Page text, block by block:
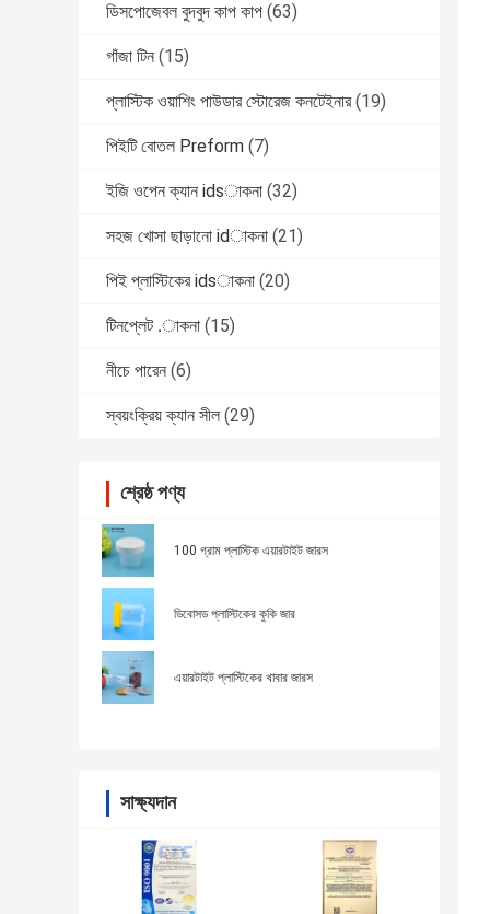
ডিসপোজেবল বুদবুদ কাপ কাপ (63)
গাঁজা টিন (15)
প্লাস্টিক ওয়াশিং পাউডার স্টোরেজ কনটেইনার (19)
পিইটি বোতল Preform (7)
ইজি ওপেন ক্যান idsাকনা (32)
সহজ খোসা ছাড়ানো idাকনা (21)
পিই প্লাস্টিকের idsাকনা (20)
টিনপ্লেট .াকনা (15)
নীচে পারেন (6)
স্বয়ংক্রিয় ক্যান সীল (29)
শ্রেষ্ঠ পণ্য
100 গ্রাম প্লাস্টিক এয়ারটাইট জারস
ডিবোসড প্লাস্টিকের কুকি জার
এয়ারটাইট প্লাস্টিকের খাবার জারস
সাক্ষ্যদান